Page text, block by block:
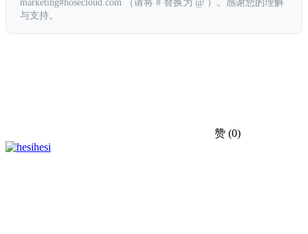
与支持。
赞 (0)
hesi